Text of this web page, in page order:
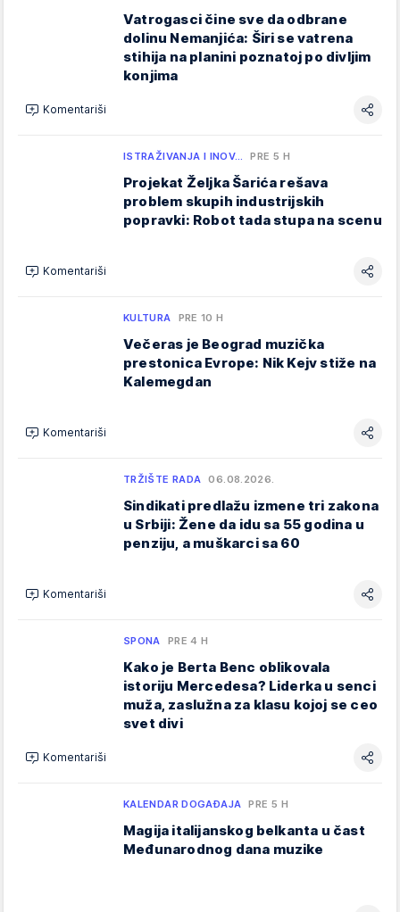
Vatrogasci čine sve da odbrane
dolinu Nemanjića: Širi se vatrena
stihija na planini poznatoj po divljim
konjima
Komentariši
ISTRAŽIVANJA I INOV… PRE 5 H
Projekat Željka Šarića rešava
problem skupih industrijskih
popravki: Robot tada stupa na scenu
Komentariši
KULTURA PRE 10 H
Večeras je Beograd muzička
prestonica Evrope: Nik Kejv stiže na
Kalemegdan
Komentariši
TRŽIŠTE RADA 06.08.2026.
Sindikati predlažu izmene tri zakona
u Srbiji: Žene da idu sa 55 godina u
penziju, a muškarci sa 60
Komentariši
SPONA PRE 4 H
Kako je Berta Benc oblikovala
istoriju Mercedesa? Liderka u senci
muža, zaslužna za klasu kojoj se ceo
svet divi
Komentariši
KALENDAR DOGAĐAJA PRE 5 H
Magija italijanskog belkanta u čast
Međunarodnog dana muzike